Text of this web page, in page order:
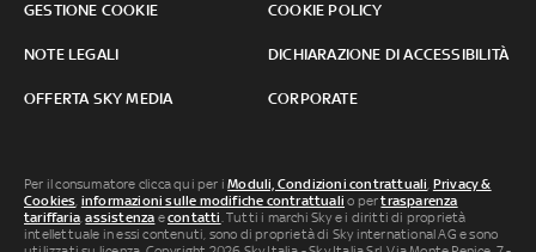
GESTIONE COOKIE COOKIE POLICY
NOTE LEGALI DICHIARAZIONE DI ACCESSIBILITÀ
OFFERTA SKY MEDIA CORPORATE
Per il consumatore clicca qui per iModuli, Condizioni contrattuali, Privacy &
Cookies, informazioni sulle modifiche contrattuali o pertrasparenza
tariffaria,assistenza econtatti. Tutti i marchi Sky e i diritti di proprietà
intellettuale in essi contenuti, sono di proprietà di Sky international AG e sono